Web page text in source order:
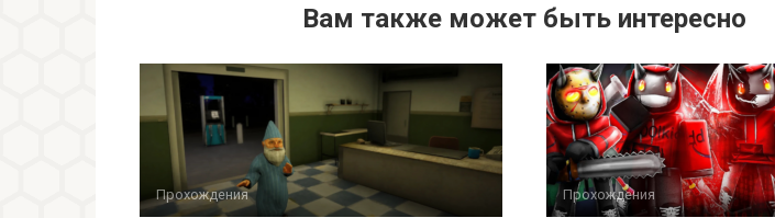
Вам также может быть интересно
Прохождения Прохождения